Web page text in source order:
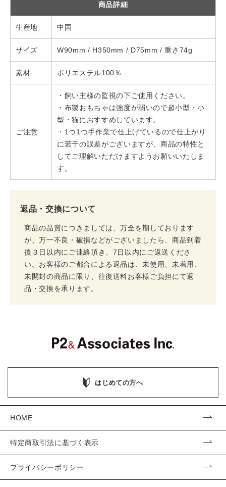
商品詳細
生産地 中国
サイズ W90mm / H350mm / D75mm / 重さ74g
素材 ポリエステル100％
ご注意
・飼い主様の監視の下ご使用ください。
・布製おもちゃは強度が弱いので超小型・小
型・猫におすすめしています。
・1つ1つ手作業で仕上げているので仕上がり
に若干の誤差がございますが、商品の特性と
してご理解いただけますようお願いいたしま
す。
返品・交換について
商品の品質につきましては、万全を期しております
が、万一不良・破損などがございましたら、商品到着
後３日以内にご連絡頂き、7日以内にご返送くださ
い。お客様のご都合による返品は、未使用、未着用、
未開封の商品に限り、往復送料お客様ご負担にて返
品・交換を承ります。
はじめての方へ
HOME
特定商取引法に基づく表示
プライバシーポリシー